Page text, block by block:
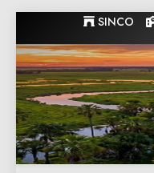
to
content
SINCO